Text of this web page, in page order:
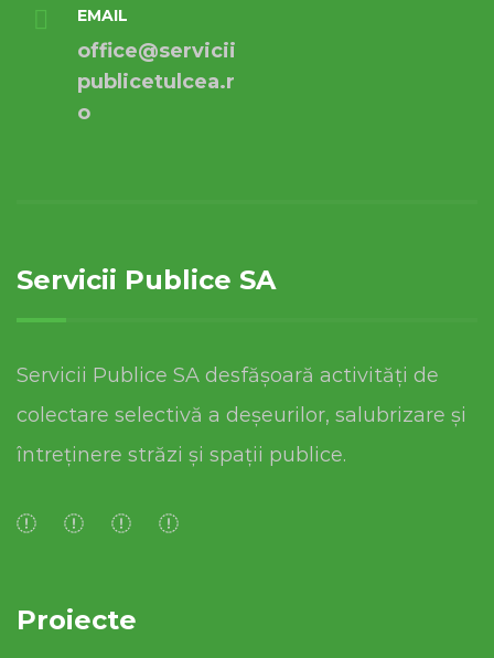
EMAIL
office@servicii
publicetulcea.r
o
Servicii Publice SA
Servicii Publice SA desfășoară activități de
colectare selectivă a deșeurilor, salubrizare și
întreținere străzi și spații publice.
Proiecte